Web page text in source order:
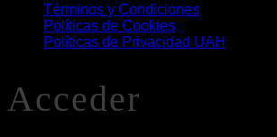
Términos y Condiciones
Políticas de Cookies
Políticas de Privacidad UAH
Acceder